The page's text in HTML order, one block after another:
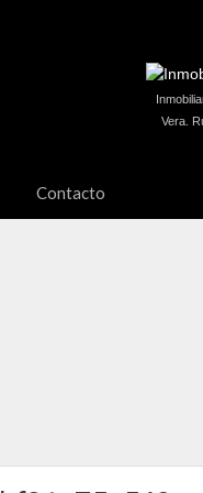
Vera.
Contacto